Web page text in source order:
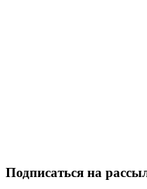
Подписаться на